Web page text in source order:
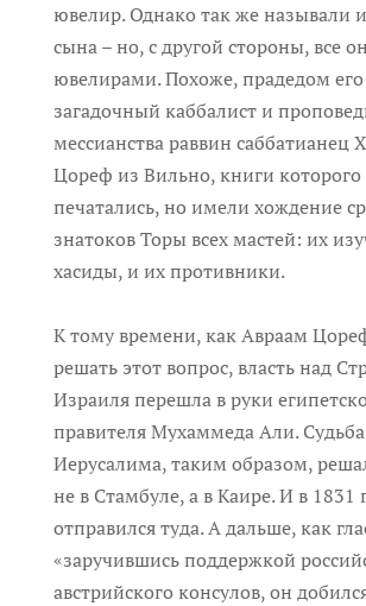
ювелир. Однако так же называли
сына – но, с другой стороны, все
ювелирами. Похоже, прадедом
загадочный каббалист и
мессианства раввин саббатианец
Цореф из Вильно, книги которого
печатались, но имели хождение
знатоков Торы всех мастей: их
хасиды, и их противники.
К тому времени, как Авраам
решать этот вопрос, власть над
Израиля перешла в руки
правителя Мухаммеда Али. Судьба
Иерусалима, таким образом,
не в Стамбуле, а в Каире. И в 1831
отправился туда. А дальше, как
«заручившись поддержкой
австрийского консулов, он